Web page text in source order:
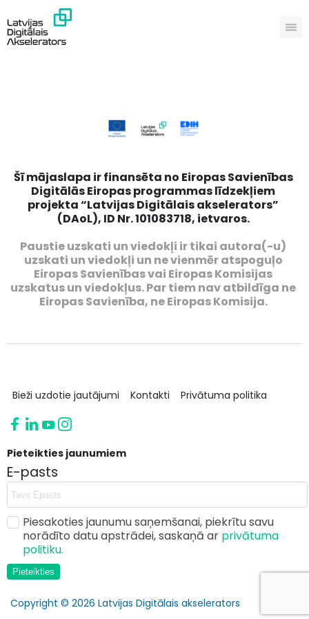
Šī mājaslapa ir finansēta no Eiropas Savienības
Digitālās Eiropas programmas līdzekļiem
projekta “Latvijas Digitālais akselerators”
(DAoL), ID Nr. 101083718, ietvaros.
Paustie uzskati un viedokļi ir tikai autora(-u)
uzskati un viedokļi un ne vienmēr atspoguļo
Eiropas Savienības vai Eiropas Komisijas
uzskatus un viedokļus. Par tiem nav atbildīga ne
Eiropas Savienība, ne Eiropas Komisija.
Bieži uzdotie jautājumi Kontakti Privātuma politika
Copyright © 2026 Latvijas Digitālais akselerators
Pieteikties jaunumiem
E-pasts
Piesakoties jaunumu saņemšanai, piekrītu savu
norādīto datu apstrādei, saskaņā ar privātuma
politiku.
Pieteikties